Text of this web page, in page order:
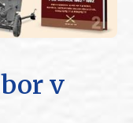
v